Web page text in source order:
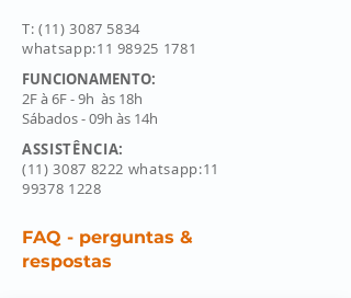
T: (11) 3087 5834
whatsapp:11 98925 1781
FUNCIONAMENTO:
2F à 6F - 9h às 18h
Sábados - 09h às 14h
ASSISTÊNCIA:
(11) 3087 8222 whatsapp:11
99378 1228
FAQ - perguntas &
respostas